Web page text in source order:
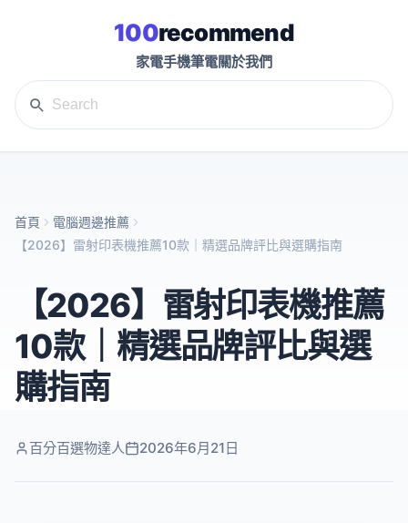
100recommend
家電手機筆電關於我們
首頁
電腦週邊推薦
【2026】雷射印表機推薦10款｜精選品牌評比與選購指南
【2026】雷射印表機推薦
10款｜精選品牌評比與選
購指南
百分百選物達人 2026年6月21日